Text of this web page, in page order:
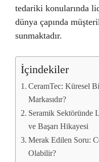
tedariki konularında
dünya çapında
sunmaktadır.
İçindekiler
CeramTec: Küresel
Markasıdır?
Seramik Sektöründe
ve Başarı Hikayesi
Merak Edilen Soru:
Olabilir?